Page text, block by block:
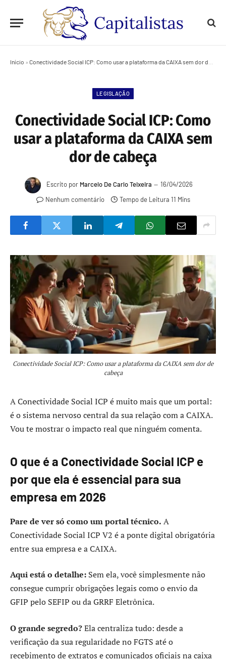
Início » Conectividade Social ICP: Como usar a plataforma da CAIXA sem dor de cabeça
LEGISLAÇÃO
Conectividade Social ICP: Como
usar a plataforma da CAIXA sem
dor de cabeça
Escrito por Marcelo De Carlo Teixeira
16/04/2026
Nenhum comentário
Tempo de Leitura 11 Mins
Conectividade Social ICP: Como usar a plataforma da CAIXA sem dor de
cabeça
A Conectividade Social ICP é muito mais que um portal:
é o sistema nervoso central da sua relação com a CAIXA.
Vou te mostrar o impacto real que ninguém comenta.
O que é a Conectividade Social ICP e
por que ela é essencial para sua
empresa em 2026
Pare de ver só como um portal técnico. A
Conectividade Social ICP V2 é a ponte digital obrigatória
entre sua empresa e a CAIXA.
Aqui está o detalhe: Sem ela, você simplesmente não
consegue cumprir obrigações legais como o envio da
GFIP pelo SEFIP ou da GRRF Eletrônica.
O grande segredo?Ela centraliza tudo: desde a
verificação da sua regularidade no FGTS até o
recebimento de extratos e comunicados oficiais na caixa